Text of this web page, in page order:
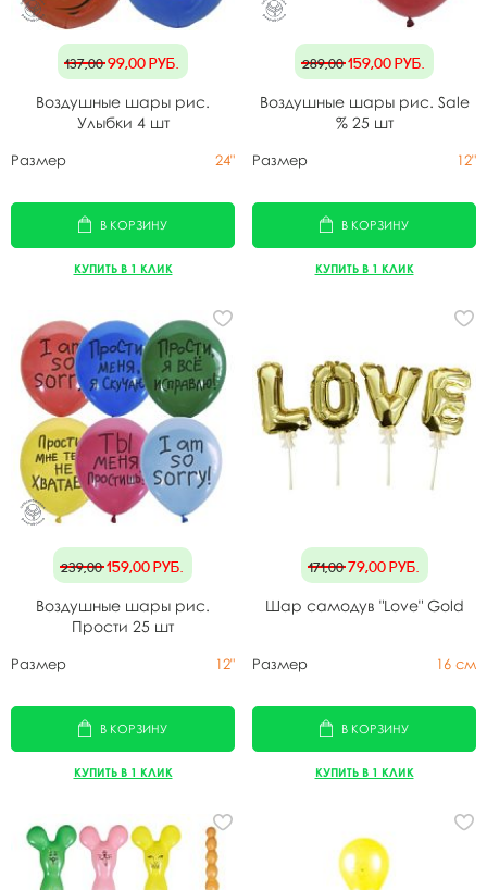
137,0099,00руб.
Воздушные шары рис.
Улыбки 4 шт
Размер 24"
В КОРЗИНУ
КУПИТЬ В 1 КЛИК
289,00159,00руб.
Воздушные шары рис. Sale
% 25 шт
Размер 12"
В КОРЗИНУ
КУПИТЬ В 1 КЛИК
239,00159,00руб.
Воздушные шары рис.
Прости 25 шт
Размер 12"
В КОРЗИНУ
КУПИТЬ В 1 КЛИК
171,0079,00руб.
Шар самодув "Love" Gold
Размер 16 см
В КОРЗИНУ
КУПИТЬ В 1 КЛИК